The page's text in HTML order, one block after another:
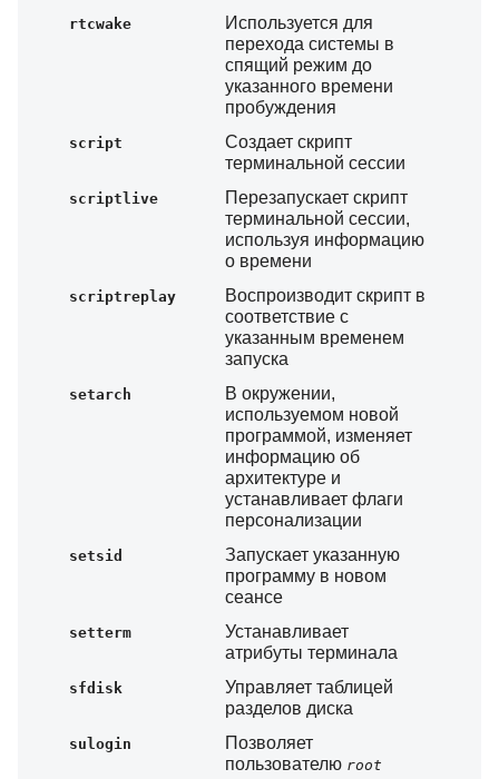
rtcwake
Используется для
перехода системы в
спящий режим до
указанного времени
пробуждения
script
Создает скрипт
терминальной сессии
scriptlive
Перезапускает скрипт
терминальной сессии,
используя информацию
о времени
scriptreplay
Воспроизводит скрипт в
соответствие с
указанным временем
запуска
setarch
В окружении,
используемом новой
программой, изменяет
информацию об
архитектуре и
устанавливает флаги
персонализации
setsid
Запускает указанную
программу в новом
сеансе
setterm
Устанавливает
атрибуты терминала
sfdisk
Управляет таблицей
разделов диска
sulogin
Позволяет
пользователю root